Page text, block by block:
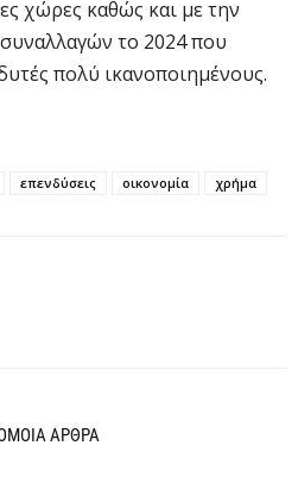
χώρες καθώς και με την
το 2024 που
πολύ ικανοποιημένους.
επενδύσεις οικονομία χρήμα
ΑΡΘΡΑ